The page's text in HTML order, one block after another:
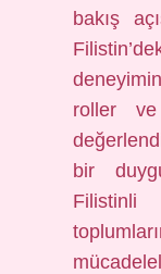
bakış
roller
bir
Filistinli